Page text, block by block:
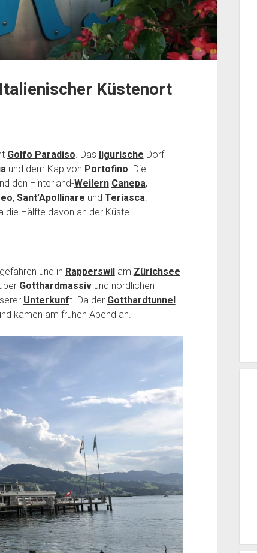
Küstenort
Golfo Paradiso. Das ligurische Dorf
und dem Kap von Portofino. Die
den Hinterland-Weilern Canepa,
, Sant’Apollinare und Teriasca.
die Hälfte davon an der Küste.
und in Rapperswil am Zürichsee
Gotthardmassivund nördlichen
Unterkunft. Da der Gotthardtunnel
kamen am frühen Abend an.